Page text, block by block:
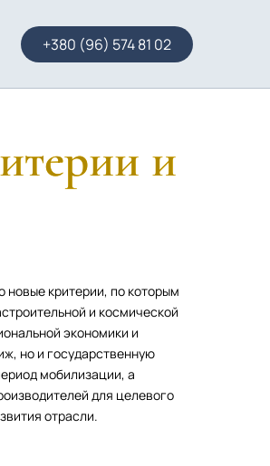
+380 (96) 574 81 02
и
новые критерии, по которым
и космической
экономики и
но и государственную
мобилизации, а
для целевого
отрасли.